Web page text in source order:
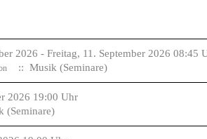
2026 - Freitag, 11. September 2026 08:45
:: Musik (Seminare)
2026 19:00 Uhr
(Seminare)